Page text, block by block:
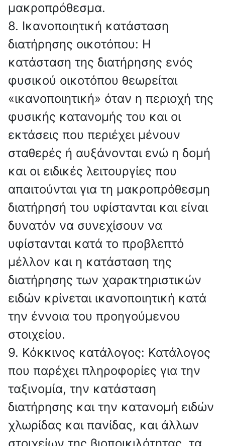
μακροπρόθεσμα.
8. Ικανοποιητική κατάσταση
διατήρησης οικοτόπου: Η
κατάσταση της διατήρησης ενός
φυσικού οικοτόπου θεωρείται
«ικανοποιητική» όταν η περιοχή της
φυσικής κατανομής του και οι
εκτάσεις που περιέχει μένουν
σταθερές ή αυξάνονται ενώ η δομή
και οι ειδικές λειτουργίες που
απαιτούνται για τη μακροπρόθεσμη
διατήρησή του υφίστανται και είναι
δυνατόν να συνεχίσουν να
υφίστανται κατά το προβλεπτό
μέλλον και η κατάσταση της
διατήρησης των χαρακτηριστικών
ειδών κρίνεται ικανοποιητική κατά
την έννοια του προηγούμενου
στοιχείου.
9. Κόκκινος κατάλογος: Κατάλογος
που παρέχει πληροφορίες για την
ταξινομία, την κατάσταση
διατήρησης και την κατανομή ειδών
χλωρίδας και πανίδας, και άλλων